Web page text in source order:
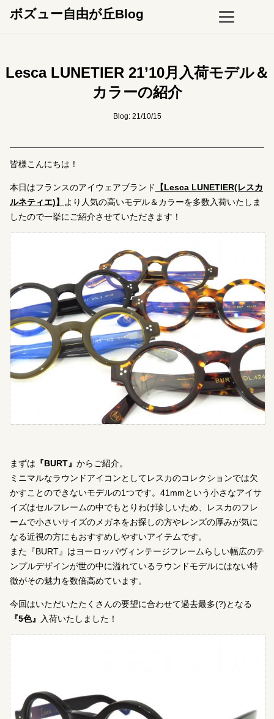
ボズュー自由が丘Blog
Lesca LUNETIER 21’10月入荷モデル＆
カラーの紹介
Blog: 21/10/15
皆様こんにちは！
本日はフランスのアイウェアブランド
【Lesca LUNETIER(レスカ
ルネティエ)】
より人気の高いモデル＆カラーを多数入荷いたしま
したので一挙にご紹介させていただきます！
まずは 『BURT』 からご紹介。
ミニマルなラウンドアイコンとしてレスカのコレクションでは欠
かすことのできないモデルの1つです。41mmという小さなアイサ
イズはセルフレームの中でもとりわけ珍しいため、レスカのフレ
ームで小さいサイズのメガネをお探しの方やレンズの厚みが気に
なる近視の方にもおすすめしやすいアイテムです。
また『BURT』はヨーロッパヴィンテージフレームらしい幅広のテ
ンプルデザインが世の中に溢れているラウンドモデルにはない特
徴がその魅力を数倍高めています。
今回はいただいたたくさんの要望に合わせて過去最多(?)となる
『5色』
入荷いたしました！